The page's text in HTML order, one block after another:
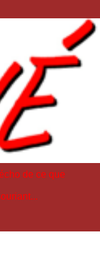
de ce que